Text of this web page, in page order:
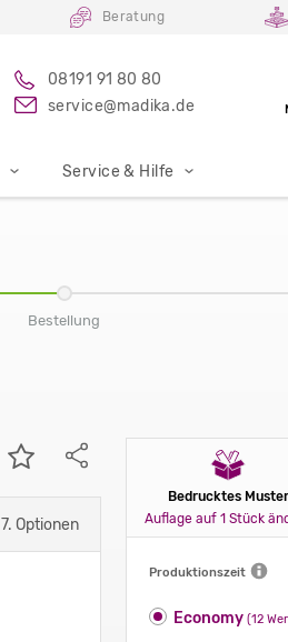
Beratung
08191 91 80 80
service@madika.de
Service & Hilfe
Bestellung
7. Optionen
Bedrucktes Muster
Auflage auf 1 Stück
Produktionszeit
Economy (12